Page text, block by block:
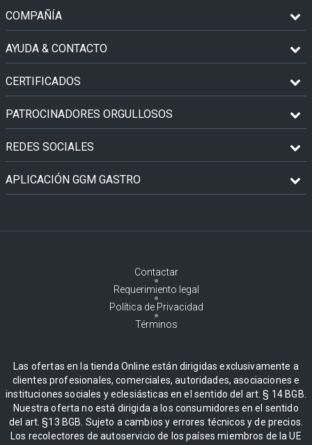
COMPAÑÍA
AYUDA & CONTACTO
CERTIFICADOS
PATROCINADORES ORGULLOSOS
REDES SOCIALES
APLICACIÓN GGM GASTRO
Contactar
Requerimiento legal
Política de Privacidad
Términos
Las ofertas en la tienda Online están dirigidas exclusivamente a
clientes profesionales, comerciales, autoridades, asociaciones e
instituciones sociales y eclesiásticas en el sentido del art. § 14 BGB.
Nuestra oferta no está dirigida a los consumidores en el sentido
del art. §13 BGB. Sujeto a cambios y errores técnicos y de precios.
Los recolectores de autoservicio de los países miembros de la UE